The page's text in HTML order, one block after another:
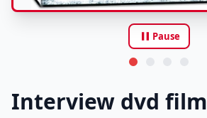
pause Pause
Interview dvd film